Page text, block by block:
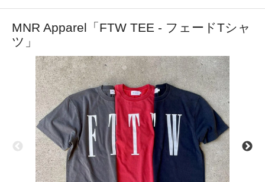
MNR Apparel「FTW TEE - フェードTシャ
ツ」